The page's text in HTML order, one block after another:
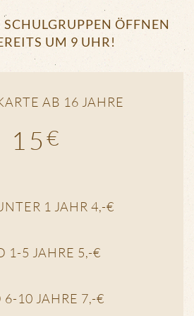
ÖFFNEN
UM 9 UHR!
AB 16 JAHRE
15€
1 JAHR 4,-€
1-5 JAHRE 5,-€
6-10 JAHRE 7,-€